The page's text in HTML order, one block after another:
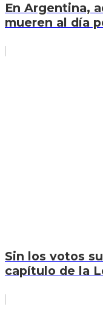
En Argentina,
mueren al día
Sin los votos
capítulo de la